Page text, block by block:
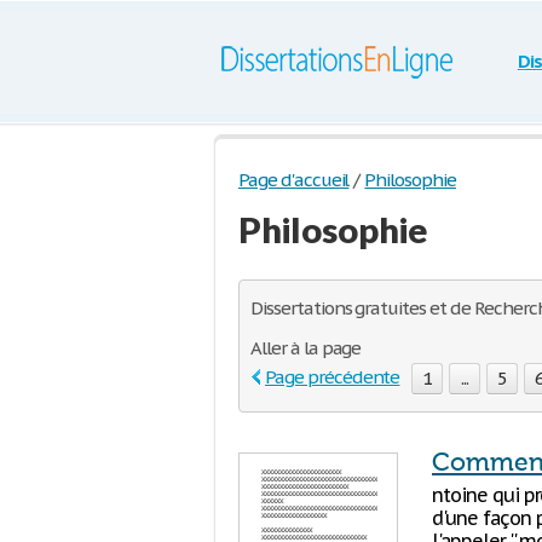
Page d'accueil / Philosophie
Philosophie
Dissertations gratuites et de
Aller à la page
Page précédente
1 ... 5
ntoine qui
d'une façon